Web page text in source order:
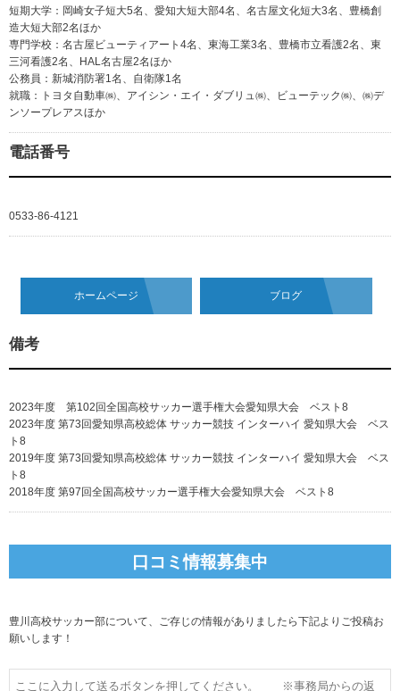
短期大学：岡崎女子短大5名、愛知大短大部4名、名古屋文化短大3名、豊橋創
造大短大部2名ほか
専門学校：名古屋ビューティアート4名、東海工業3名、豊橋市立看護2名、東
三河看護2名、HAL名古屋2名ほか
公務員：新城消防署1名、自衛隊1名
就職：トヨタ自動車㈱、アイシン・エイ・ダブリュ㈱、ビューテック㈱、㈱デ
ンソープレアスほか
電話番号
0533-86-4121
ホームページ ブログ
備考
2023年度 第102回全国高校サッカー選手権大会愛知県大会 ベスト8
2023年度 第73回愛知県高校総体 サッカー競技 インターハイ 愛知県大会 ベス
ト8
2019年度 第73回愛知県高校総体 サッカー競技 インターハイ 愛知県大会 ベス
ト8
2018年度 第97回全国高校サッカー選手権大会愛知県大会 ベスト8
口コミ情報募集中
豊川高校サッカー部について、ご存じの情報がありましたら下記よりご投稿お
願いします！